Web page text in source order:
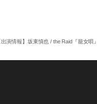
出演情報】坂東慎也 / the Raid『籠女唄